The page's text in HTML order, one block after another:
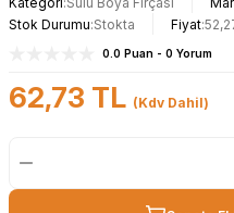
Stok Durumu Stokta Fiyat
0.0 Puan - 0 Yorum
62,73 TL (Kdv Dahil)